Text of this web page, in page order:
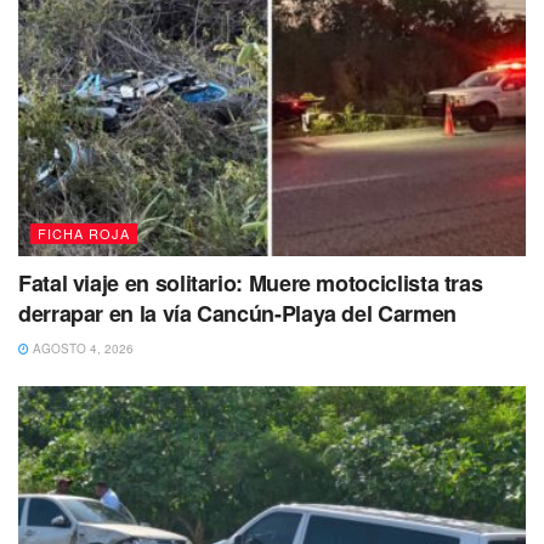
Aseguran en local de la Quinta Avenida más de
dos mil dosis de drogas
Elementos de la policías de la Secretaría de Seguridad
Pública de Solidaridad, dan duro golpe al narcomenudeo
al asegurar más de 2 mil dosis de narcóticos, una
escopeta y dinero en efectivo tras atender un reporte de
venta de drogas en la colonia Centro.
FICHA ROJA
Fatal viaje en solitario: Muere motociclista tras
derrapar en la vía Cancún-Playa del Carmen
AGOSTO 4, 2026